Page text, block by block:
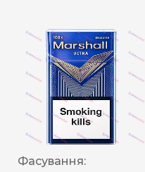
Фасування: